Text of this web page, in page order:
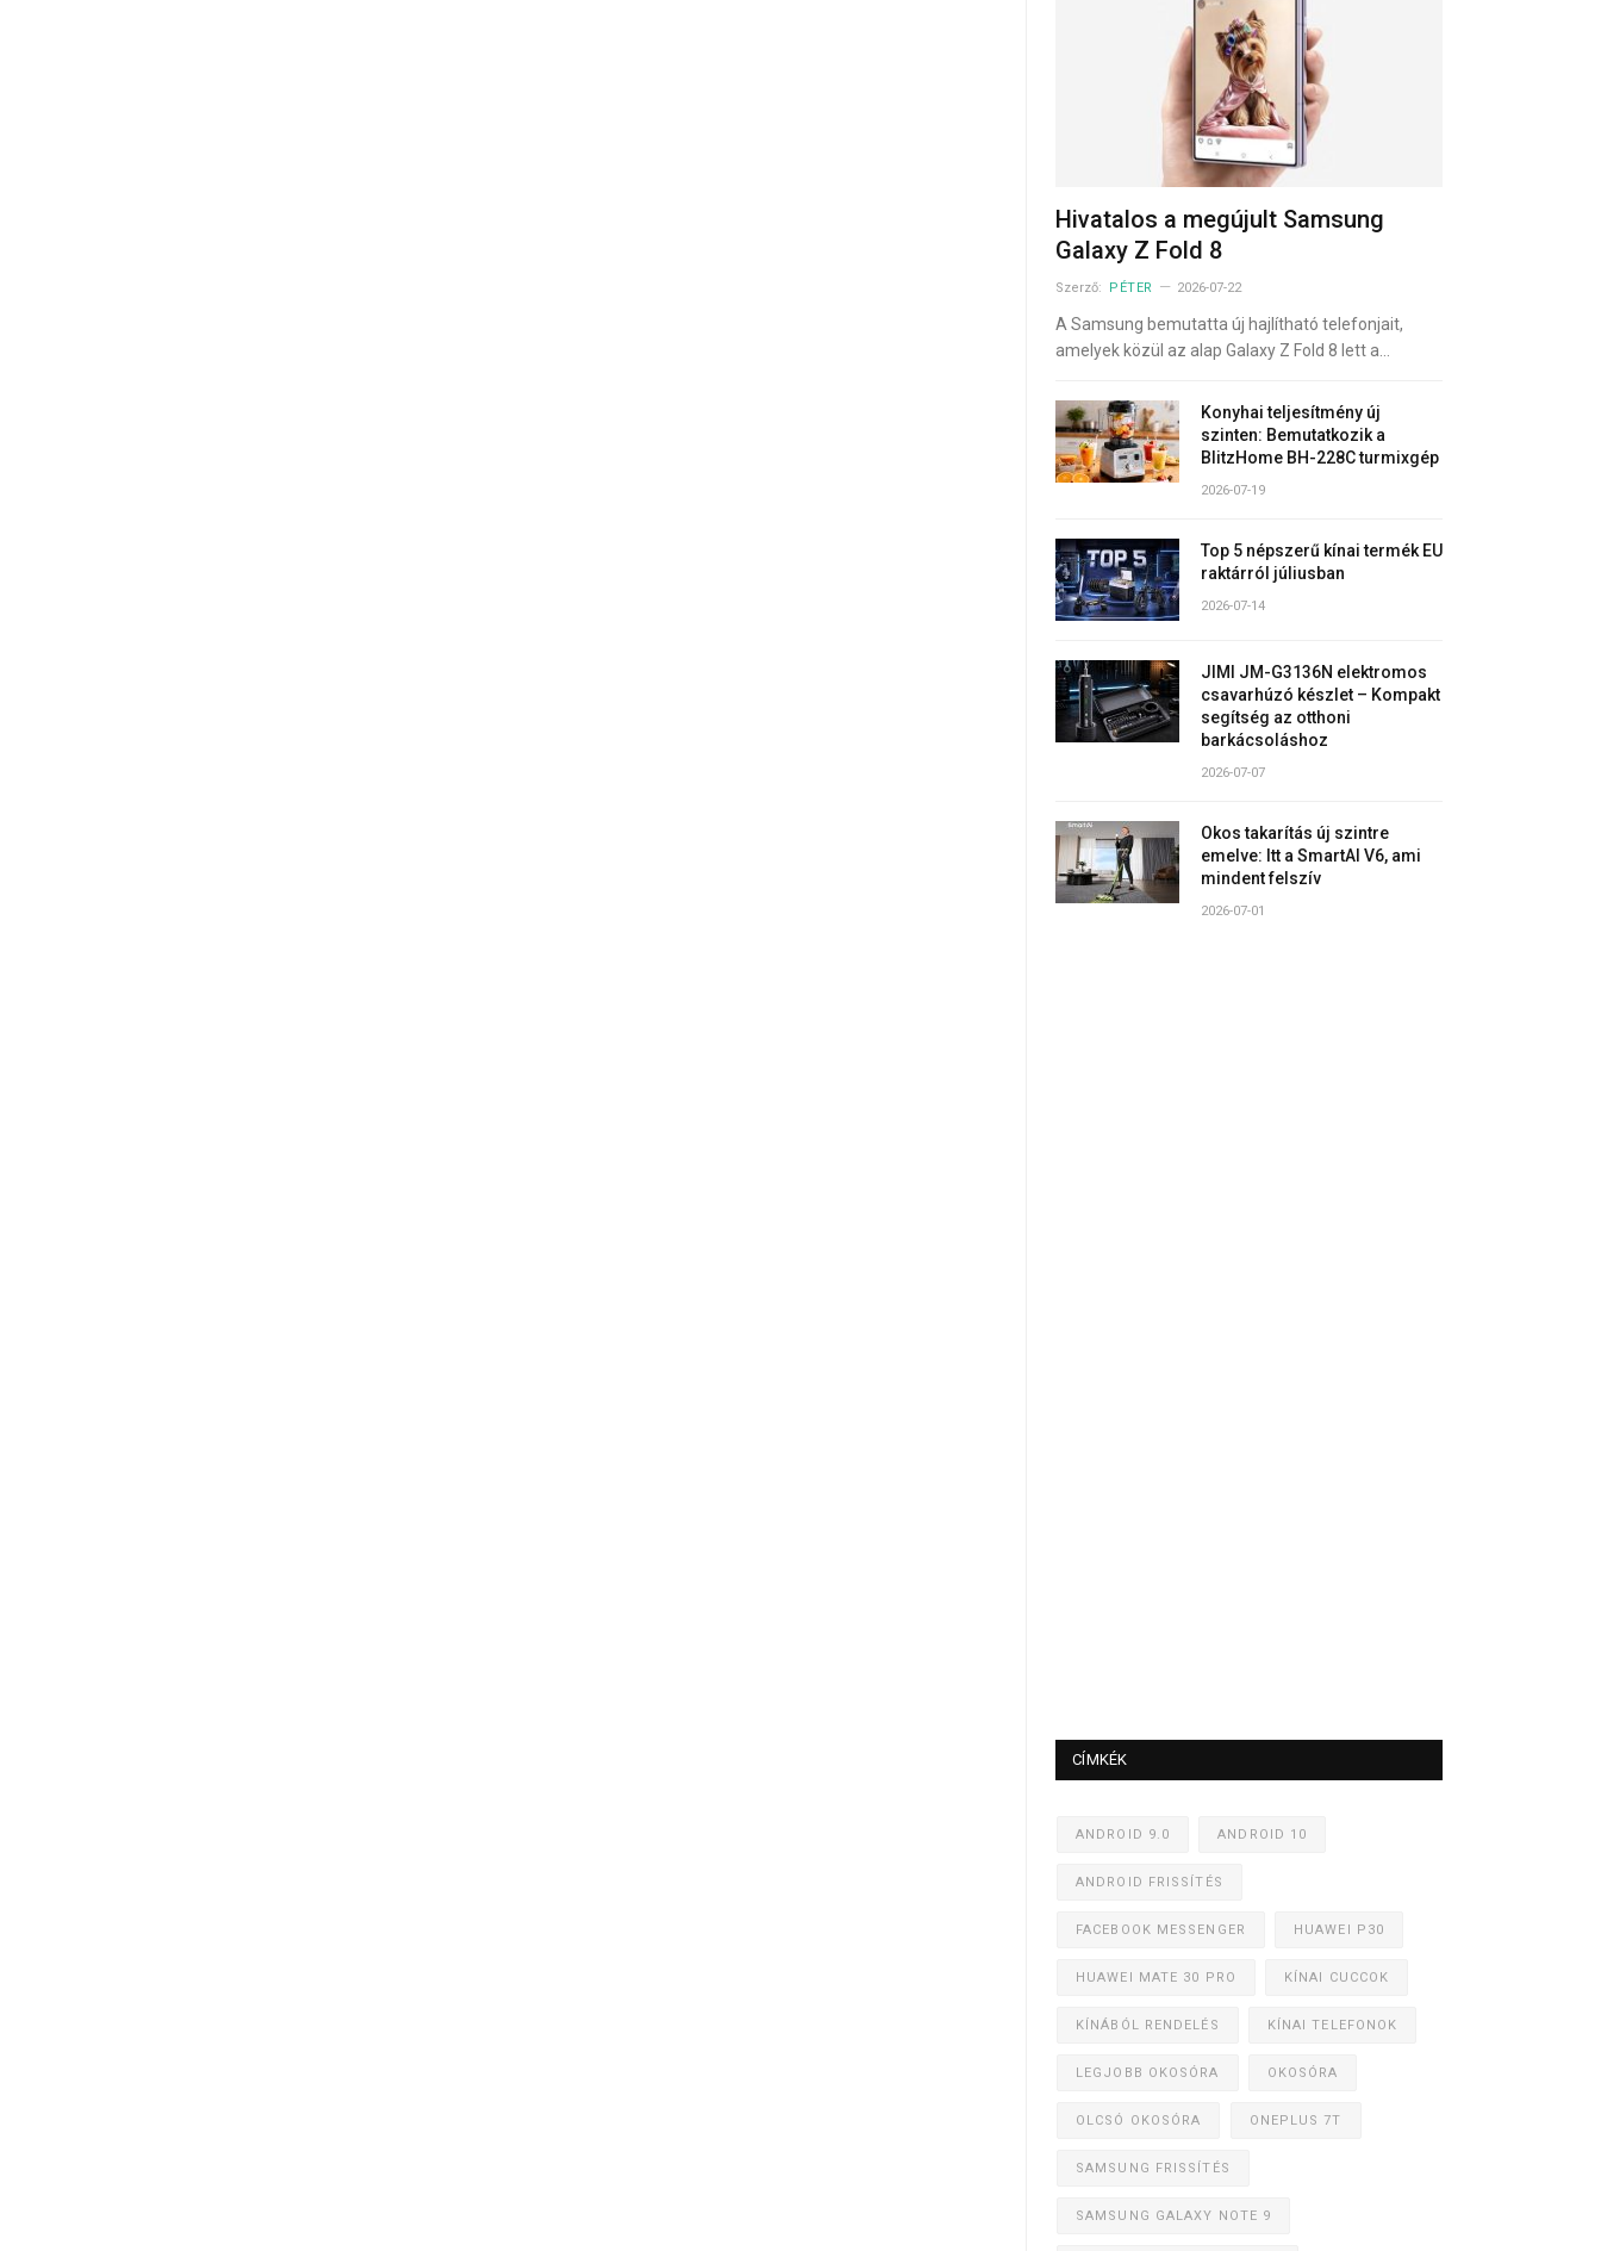
Hivatalos a megújult Samsung
Galaxy Z Fold 8
Szerző: PÉTER 2026-07-22
A Samsung bemutatta új hajlítható telefonjait,
amelyek közül az alap Galaxy Z Fold 8 lett a…
Konyhai teljesítmény új
szinten: Bemutatkozik a
BlitzHome BH-228C turmixgép
2026-07-19
Top 5 népszerű kínai termék EU
raktárról júliusban
2026-07-14
JIMI JM-G3136N elektromos
csavarhúzó készlet – Kompakt
segítség az otthoni
barkácsoláshoz
2026-07-07
Okos takarítás új szintre
emelve: Itt a SmartAI V6, ami
mindent felszív
2026-07-01
CÍMKÉK
ANDROID 9.0 ANDROID 10
ANDROID FRISSÍTÉS
FACEBOOK MESSENGER HUAWEI P30
HUAWEI MATE 30 PRO KÍNAI CUCCOK
KÍNÁBÓL RENDELÉS KÍNAI TELEFONOK
LEGJOBB OKOSÓRA OKOSÓRA
OLCSÓ OKOSÓRA ONEPLUS 7T
SAMSUNG FRISSÍTÉS
SAMSUNG GALAXY NOTE 9